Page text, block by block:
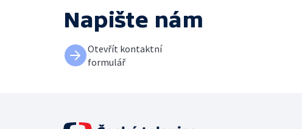
Napište nám
Otevřít kontaktní
formulář